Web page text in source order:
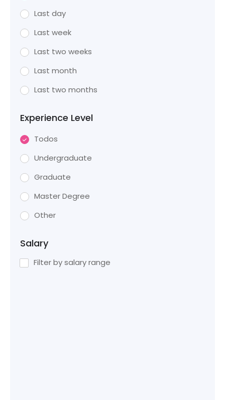
Last day
Last week
Last two weeks
Last month
Last two months
Experience Level
Todos
Undergraduate
Graduate
Master Degree
Other
Salary
Filter by salary range